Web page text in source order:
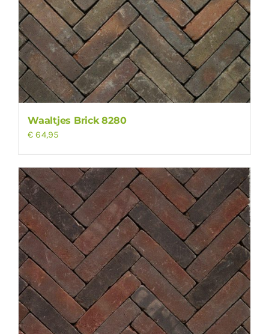
Waaltjes Brick 8280
€ 64,95